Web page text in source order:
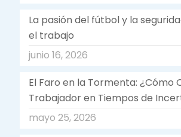
La pasión del fútbol y la
el trabajo
junio 16, 2026
El Faro en la Tormenta: ¿Cómo
Trabajador en Tiempos de
mayo 25, 2026